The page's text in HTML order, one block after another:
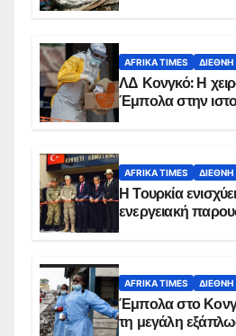
AFRIKA TIMES ΔΙΕΘΝΉ
ΛΔ Κονγκό: Η
Έμπολα στην
AFRIKA TIMES ΔΙΕΘΝΉ
Η Τουρκία
ενεργειακή
AFRIKA TIMES ΔΙΕΘΝΉ
Έμπολα στο
τη μεγάλη